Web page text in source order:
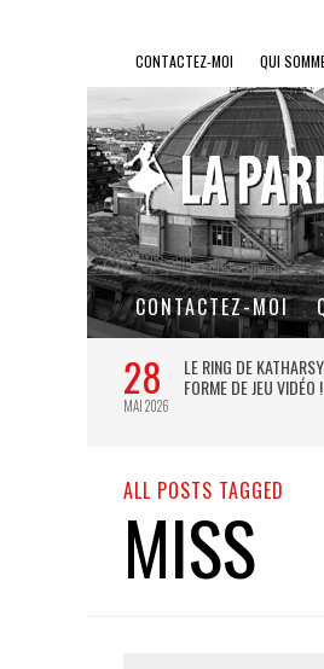
CONTACTEZ-MOI QUI
CONTACTEZ-MOI
28
MAI 2026
LE RING DE
FORME DE JEU VIDÉO !
ALL POSTS TAGGED
MISS